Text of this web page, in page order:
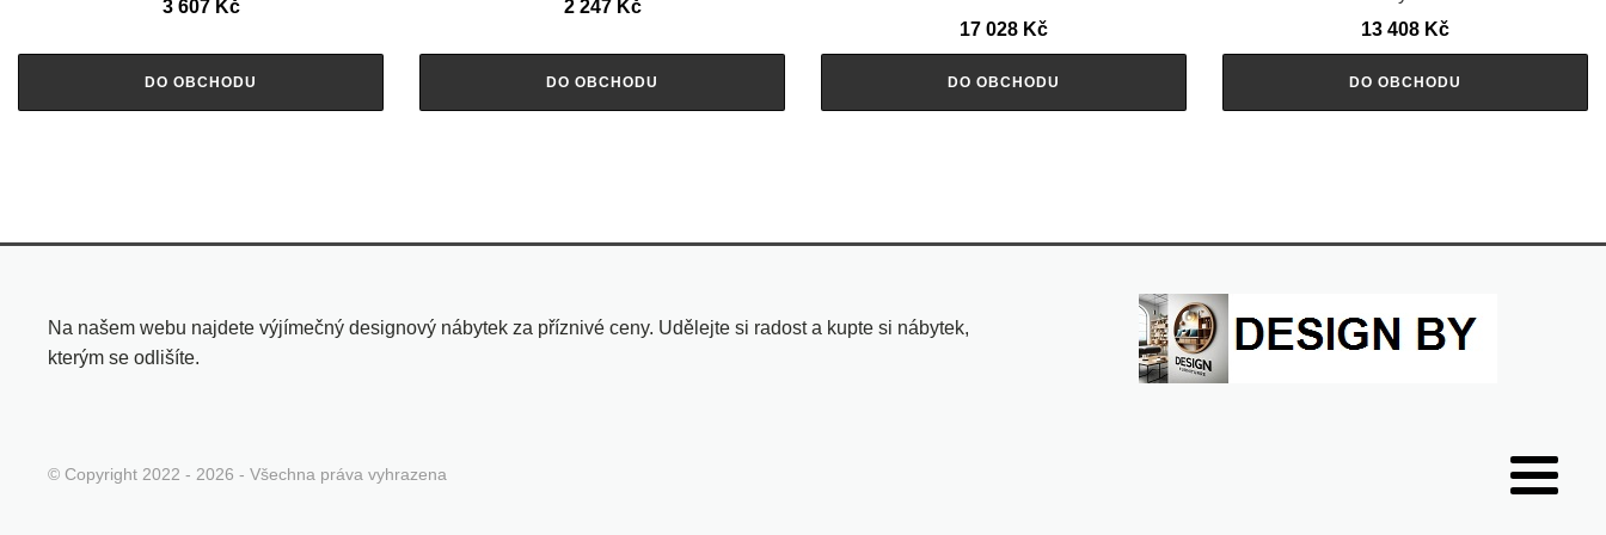
3 607 Kč
DO OBCHODU
2 247 Kč
DO OBCHODU
17 028 Kč
DO OBCHODU
13 408 Kč
DO OBCHODU
Na našem webu najdete výjímečný designový nábytek za příznivé ceny. Udělejte si radost a kupte si nábytek,
kterým se odlišíte.
© Copyright 2022 - 2026 - Všechna práva vyhrazena